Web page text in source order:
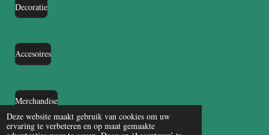
Deze website maakt gebruik van cookies om uw
ervaring te verbeteren en op maat gemaakte
Decoratie
Accesoires
Merchandise